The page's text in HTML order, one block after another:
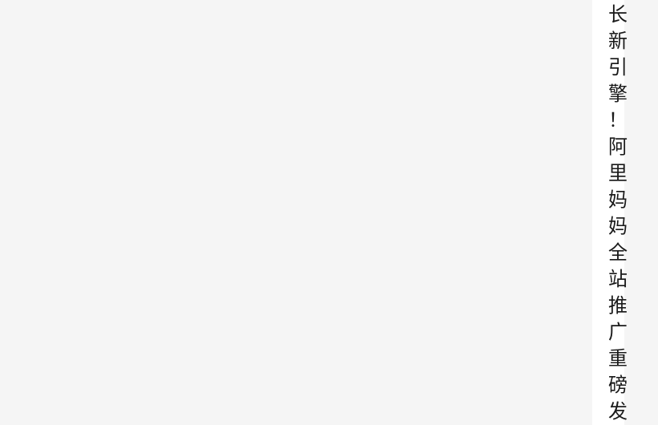
长
新
引
擎
！
阿
里
妈
妈
全
站
推
广
重
磅
发